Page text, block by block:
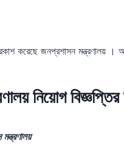
করেছে জনপ্রশাসন মন্ত্রণালয় ।
নিয়োগ বিজ্ঞপ্তির